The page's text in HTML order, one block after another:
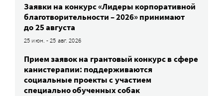
Заявки на конкурс «Лидеры корпоративной
благотворительности – 2026» принимают
до 25 августа
25 июн. - 25 авг. 2026
Прием заявок на грантовый конкурс в сфере
канистерапии: поддерживаются
социальные проекты с участием
специально обученных собак